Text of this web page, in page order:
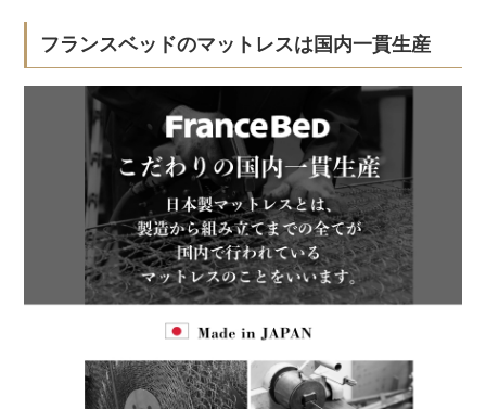
フランスベッドのマットレスは国内一貫生産